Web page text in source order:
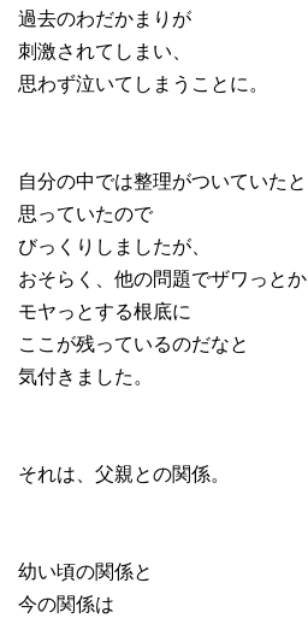
過去のわだかまりが
刺激されてしまい、
思わず泣いてしまうことに。
自分の中では整理がついていたと
思っていたので
びっくりしましたが、
おそらく、他の問題でザワっとか
モヤっとする根底に
ここが残っているのだなと
気付きました。
それは、父親との関係。
幼い頃の関係と
今の関係は